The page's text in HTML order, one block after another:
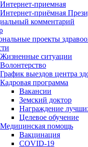
Интернет-приемная
Интернет-приёмная
комментарий
проекты
Жизненные ситуации
Волонтерство
График выездов центра
Кадровая программа
Вакансии
Земский доктор
Награждение
Целевое обучение
Медицинская помощь
Вакцинация
COVID-19